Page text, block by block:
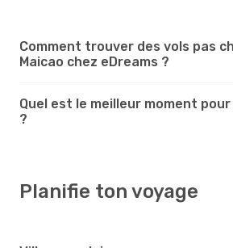
Comment trouver des vols pas
Maicao chez eDreams ?
Quel est le meilleur moment pour
?
Planifie ton voyage